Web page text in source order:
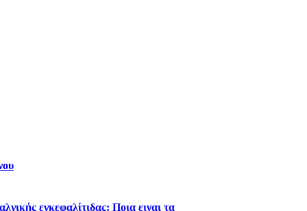
εγκεφαλίτιδας: Ποια ειναι τα